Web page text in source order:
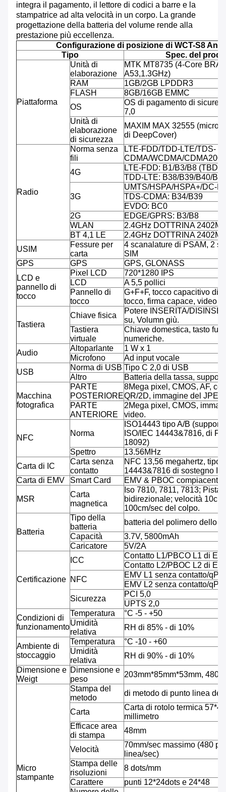
integra il pagamento, il lettore di codici a barre e la
stampatrice ad alta velocità in un corpo. La grande
progettazione della batteria del volume rende alla
prestazione più eccellenza.
Configurazione di posizione di WCT-S8
Tipo
Spec. del
Piattaforma
Unità di
elaborazione
MTK MT8735 (4-Core
A53,1.3GHz)
RAM
1GB/2GB LPDDR3
FLASH
8GB/16GB EMMC
OS
OS di pagamento di
7,0
Unità di
elaborazione
di sicurezza
MAXIM MAX 32555
di DeepCover)
Radio
Norma senza
fili
LTE-FDD/TDD-LTE/TDS-
CDMA/WCDMA/
4G
LTE-FDD: B1/B3/B8 (TBD)
TDD-LTE: B38/B39/B40/
3G
UMTS/HSPA/HSPA+/DC-
TDS-CDMA: B34/B39
EVDO: BC0
2G
EDGE/GPRS: B3/B8
WLAN
2.4GHz DOTTRINA
BT 4,1 LE
2.4GHz DOTTRINA
USIM
Fessure per
carta
4 scanalature di PSAM, 2
SIM
GPS
GPS
GPS, GLONASS
LCD e
pannello di
tocco
Pixel LCD
720*1280 IPS
LCD
A 5,5 pollici
Pannello di
tocco
G+F+F, tocco capacitivo di
tocco, firma capace, video
Tastiera
Chiave fisica
Potere INSERITA/
su, Volumn giù.
Tastiera
virtuale
Chiave domestica, tasto
numeriche.
Audio
Altoparlante
1 W x 1
Microfono
Ad input vocale
USB
Norma di USB Tipo C 2,0 di USB
Altro
Batteria della tassa,
Macchina
fotografica
PARTE
POSTERIORE
8Mega pixel, CMOS, AF,
QR/2D, immagine del
PARTE
ANTERIORE
2Mega pixel, CMOS,
video.
NFC
Norma
ISO14443 tipo A/B
ISO/IEC 14443&7816, di
18092)
Spettro
13.56MHz
Carta di IC
Carta senza
contatto
NFC 13,56 megahertz, tipo
14443&7816 di sostegno
Carta di EMV
Smart Card EMV & PBOC compiacenti
MSR
Carta
magnetica
Iso 7810, 7811, 7813; Pista
bidirezionale; velocità
100cm/sec del colpo.
Batteria
Tipo della
batteria
batteria del polimero dello
Capacità
3.7V, 5800mAh
Caricatore
5V/2A
Certificazione
ICC
Contatto L1/PBCO L1 di
Contatto L2/PBOC L2 di
NFC
EMV L1 senza contatto/
EMV L2 senza contatto/
Sicurezza
PCI 5,0
UPTS 2,0
Condizioni di
funzionamento
Temperatura
°C -5 - +50
Umidità
relativa
RH di 85% - di 10%
Ambiente di
stoccaggio
Temperatura
°C -10 - +60
Umidità
relativa
RH di 90% - di 10%
Dimensione e
Weigt
Dimensione e
peso
203mm*85mm*53mm,
Micro
stampante
Stampa del
metodo
di metodo di punto linea del
Carta
Carta di rotolo termica
millimetro
Efficace area
di stampa
48mm
Velocità
70mm/sec massimo (480
linea/sec)
Stampa delle
risoluzioni
8 dots/mm
Carattere
punti 12*24dots e 24*48